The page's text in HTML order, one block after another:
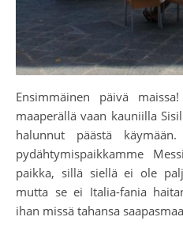
Ensimmäinen päivä
maaperällä vaan kauniilla
halunnut päästä
pydähtymispaikkamme
paikka, sillä siellä ei ole
mutta se ei Italia-fania
ihan missä tahansa